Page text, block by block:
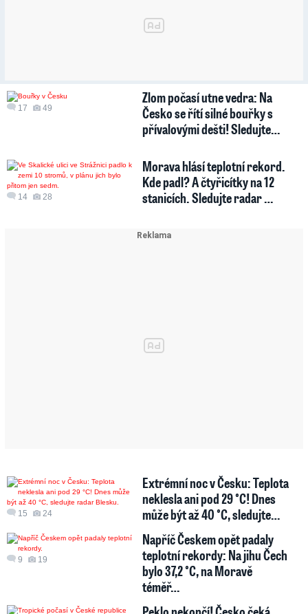
17 49
Zlom počasí utne vedra: Na
Česko se řítí silné bouřky s
přívalovými dešti! Sledujte…
14 28
Morava hlásí teplotní rekord.
Kde padl? A čtyřicítky na 12
stanicích. Sledujte radar …
15 24
Extrémní noc v Česku: Teplota
neklesla ani pod 29 °C! Dnes
může být až 40 °C, sledujte…
9 19
Napříč Českem opět padaly
teplotní rekordy: Na jihu Čech
bylo 37,2 °C, na Moravě
téměř…